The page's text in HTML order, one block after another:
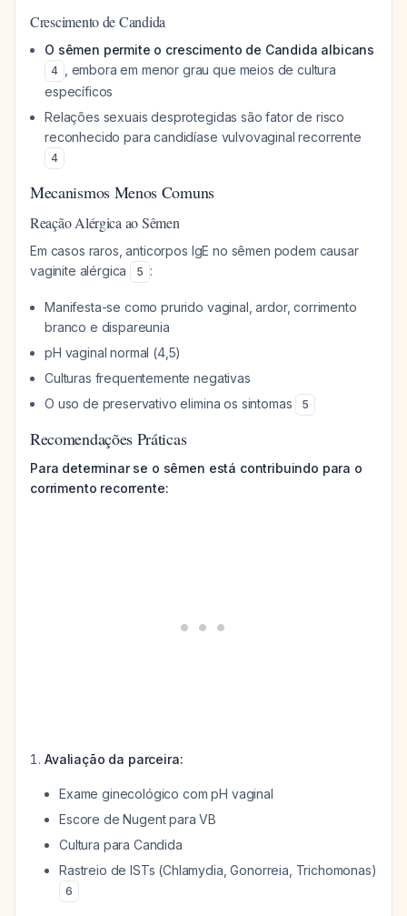
Crescimento de Candida
O sêmen permite o crescimento de Candida albicans
4
, embora em menor grau que meios de cultura
específicos
Relações sexuais desprotegidas são fator de risco
reconhecido para candidíase vulvovaginal recorrente
4
Mecanismos Menos Comuns
Reação Alérgica ao Sêmen
Em casos raros, anticorpos IgE no sêmen podem causar
vaginite alérgica
5 :
Manifesta-se como prurido vaginal, ardor, corrimento
branco e dispareunia
pH vaginal normal (4,5)
Culturas frequentemente negativas
O uso de preservativo elimina os sintomas
5
Recomendações Práticas
Para determinar se o sêmen está contribuindo para o
corrimento recorrente:
Avaliação da parceira:
Exame ginecológico com pH vaginal
Escore de Nugent para VB
Cultura para Candida
Rastreio de ISTs (Chlamydia, Gonorreia, Trichomonas)
6